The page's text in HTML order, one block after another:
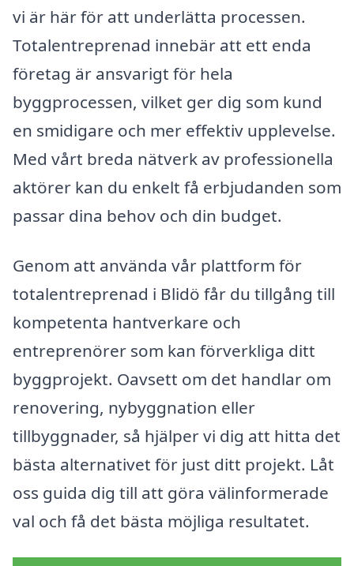
vi är här för att underlätta processen.
Totalentreprenad innebär att ett enda
företag är ansvarigt för hela
byggprocessen, vilket ger dig som kund
en smidigare och mer effektiv upplevelse.
Med vårt breda nätverk av professionella
aktörer kan du enkelt få erbjudanden som
passar dina behov och din budget.
Genom att använda vår plattform för
totalentreprenad i Blidö får du tillgång till
kompetenta hantverkare och
entreprenörer som kan förverkliga ditt
byggprojekt. Oavsett om det handlar om
renovering, nybyggnation eller
tillbyggnader, så hjälper vi dig att hitta det
bästa alternativet för just ditt projekt. Låt
oss guida dig till att göra välinformerade
val och få det bästa möjliga resultatet.